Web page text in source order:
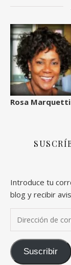
Rosa
Introduce tu
blog y recibir
Suscribir